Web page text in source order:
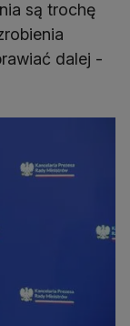
są trochę
dalej -